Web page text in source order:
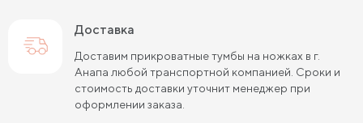
Доставка
Доставим прикроватные тумбы на ножках в г.
Анапа любой транспортной компанией. Сроки и
стоимость доставки уточнит менеджер при
оформлении заказа.